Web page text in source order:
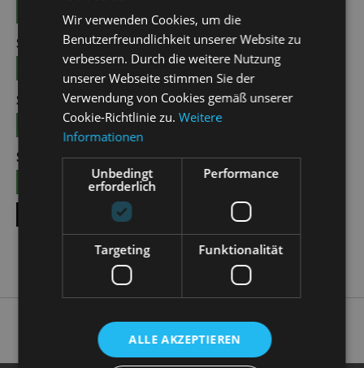
TICKETS
15 €
SUN | 25.10.2026 | 12:00 - 13:00
TICKETS
15 €
SUN | 08.11.2026 | 12:00 - 13:00
TICKETS
15 €
SUN | 22.11.2026 | 12:00 - 13:00
TICKETS
15 €
SHOW ALL DATES
Wir verwenden Cookies, um die
Benutzerfreundlichkeit unserer Website zu
verbessern. Durch die weitere Nutzung
unserer Webseite stimmen Sie der
Verwendung von Cookies gemäß unserer
Cookie-Richtlinie zu.Weitere
Informationen
Unbedingt
erforderlich
Performance
Targeting Funktionalität
ALLE AKZEPTIEREN